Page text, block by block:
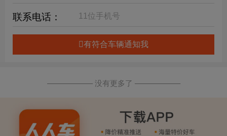
联系电话：
有符合车辆通知我
—————— 没有更多了 ——————